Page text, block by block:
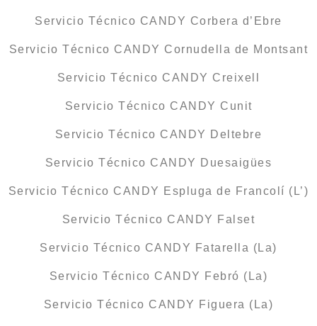
Servicio Técnico CANDY Corbera d’Ebre
Servicio Técnico CANDY Cornudella de Montsant
Servicio Técnico CANDY Creixell
Servicio Técnico CANDY Cunit
Servicio Técnico CANDY Deltebre
Servicio Técnico CANDY Duesaigües
Servicio Técnico CANDY Espluga de Francolí (L’)
Servicio Técnico CANDY Falset
Servicio Técnico CANDY Fatarella (La)
Servicio Técnico CANDY Febró (La)
Servicio Técnico CANDY Figuera (La)